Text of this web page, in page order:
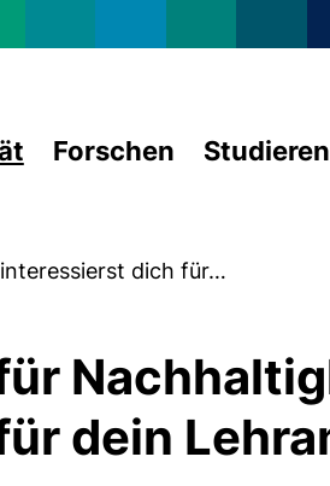
Forschen Studieren
dich für…
dein